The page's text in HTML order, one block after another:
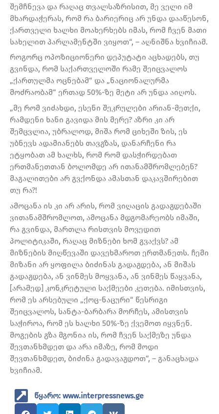
შემჩნევა და რაღაც თვალსაზრისით, მე ველი იმ
მხარდაჭერას, რომ რა ბარიერიც არ უნდა დააწესონ,
ქართველი ხალხი მოახერხებს იმას, რომ ჩვენ მათი
სახელით პარლამენტში ვიყოთ“, – აღნიშნა ხვიჩიამ.
როგორც ოპოზიციონერი დეპუტატი აცხადებს, თუ
გვინდა, რომ საქართველოში რამე შეიცვალოს
„ქართულმა ოცნებამ“ და „ნაციონალურმა
მოძრაობამ“ ერთად 50%-ზე მეტი არ უნდა აიღოს.
„მე რომ ვიძახდი, ესენი შეკრულები არიან-მეთქი,
რამდენი ხანი გავიდა მის მერე? აზრი კი არ
შემცვლია, უბრალოდ, მიშა რომ ციხეში ზის, ეს
უბნევს ადამიანებს თავგზას, დანარჩენი რა
ეტყობათ ამ ხალხს, რომ რომ დასჭირდებათ
ერთმანეთთან ბოლომდე არ ითანამშრომლებენ?
მაგალითები არ გვქონდა ამასთან დაკავშირებით
თუ რა?!
ამოცანა ის კი არ არის, რომ ვიღაცის გადაგდებაში
ვითანამშრომლოთ, ამოცანა მდგომარეობს იმაში,
რა გვინდა, მართლა რისთვის მოვედით
პოლიტიკაში, რაღაც მიზნები ხომ გვაქვს? ამ
მიზნების მიღწევაში დავეხმაროთ ერთმანეთს. ჩემი
მიზანი არ ყოფილა ბიძინას გადაგდება, ან მიშას
გადაგდება, ან ვინმეს მოყვანა, ან ვინმეს წაყვანა,
[არამედ] კონკრეტული საქმეები კეთება. იმისთვის,
რომ ეს არსებული „ქოც-ნაცური“ წესრიგი
შეიცვალოს, სანტა-ბარბარა მორჩეს, ამისთვის
საჭიროა, რომ ეს ხალხი 50%-ზე ქვემოთ იყვნენ.
მოგების გზა მგონია ის, რომ ჩვენ საქმეზე უნდა
შევთანხმდეთ და არა იმაზე, რომ მოდი
შევთანხმდეთ, ბიძინა გადავაგდოთ“, – განაცხადა
ხვიჩიამ.
წყარო: www.interpressnews.ge